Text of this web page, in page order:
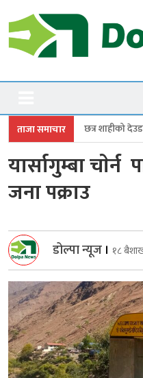
to
content
Dolpanews
ताजा समाचार
देउडामा झुम्यो डोल्पा, महोत्सव
यार्सागुम्बा
जना पक्राउ
डोल्पा न्यूज । १८